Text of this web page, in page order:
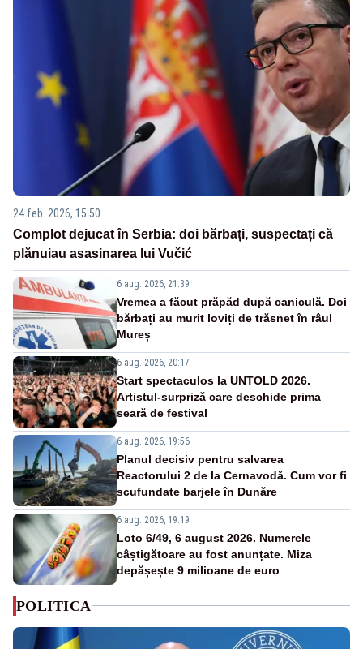
24 feb. 2026, 15:50
Complot dejucat în Serbia: doi bărbați, suspectați că
plănuiau asasinarea lui Vučić
6 aug. 2026, 21:39
Vremea a făcut prăpăd după caniculă. Doi
bărbați au murit loviți de trăsnet în râul
Mureș
6 aug. 2026, 20:17
Start spectaculos la UNTOLD 2026.
Artistul-surpriză care deschide prima
seară de festival
6 aug. 2026, 19:56
Planul decisiv pentru salvarea
Reactorului 2 de la Cernavodă. Cum vor fi
scufundate barjele în Dunăre
6 aug. 2026, 19:19
Loto 6/49, 6 august 2026. Numerele
câștigătoare au fost anunțate. Miza
depășește 9 milioane de euro
POLITICA